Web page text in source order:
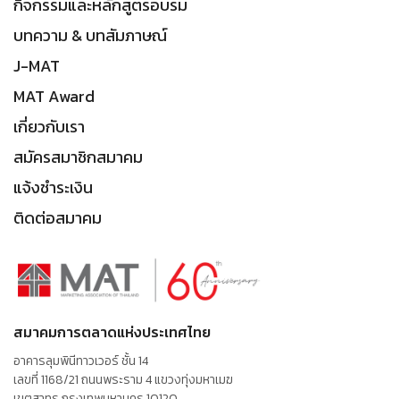
กิจกรรมและหลักสูตรอบรม
บทความ & บทสัมภาษณ์
J-MAT
MAT Award
เกี่ยวกับเรา
สมัครสมาชิกสมาคม
แจ้งชำระเงิน
ติดต่อสมาคม
สมาคมการตลาดแห่งประเทศไทย
อาคารลุมพินีทาวเวอร์ ชั้น 14
เลขที่ 1168/21 ถนนพระราม 4 แขวงทุ่งมหาเมฆ